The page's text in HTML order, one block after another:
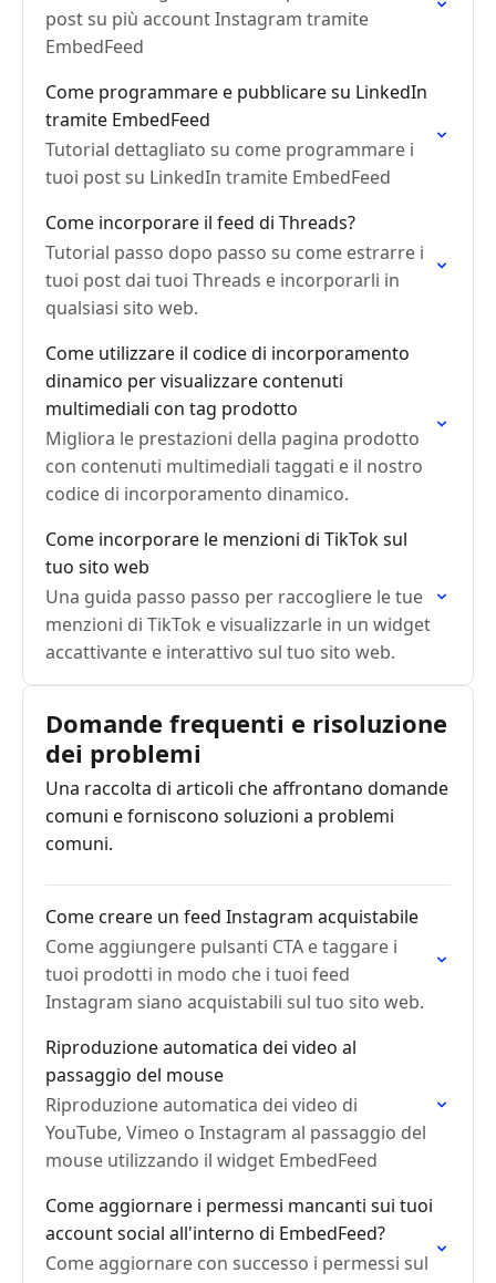
post su più account Instagram tramite
EmbedFeed
Come programmare e pubblicare su LinkedIn
tramite EmbedFeed
Tutorial dettagliato su come programmare i
tuoi post su LinkedIn tramite EmbedFeed
Come incorporare il feed di Threads?
Tutorial passo dopo passo su come estrarre i
tuoi post dai tuoi Threads e incorporarli in
qualsiasi sito web.
Come utilizzare il codice di incorporamento
dinamico per visualizzare contenuti
multimediali con tag prodotto
Migliora le prestazioni della pagina prodotto
con contenuti multimediali taggati e il nostro
codice di incorporamento dinamico.
Come incorporare le menzioni di TikTok sul
tuo sito web
Una guida passo passo per raccogliere le tue
menzioni di TikTok e visualizzarle in un widget
accattivante e interattivo sul tuo sito web.
Domande frequenti e risoluzione
dei problemi
Una raccolta di articoli che affrontano domande
comuni e forniscono soluzioni a problemi
comuni.
Come creare un feed Instagram acquistabile
Come aggiungere pulsanti CTA e taggare i
tuoi prodotti in modo che i tuoi feed
Instagram siano acquistabili sul tuo sito web.
Riproduzione automatica dei video al
passaggio del mouse
Riproduzione automatica dei video di
YouTube, Vimeo o Instagram al passaggio del
mouse utilizzando il widget EmbedFeed
Come aggiornare i permessi mancanti sui tuoi
account social all'interno di EmbedFeed?
Come aggiornare con successo i permessi sul